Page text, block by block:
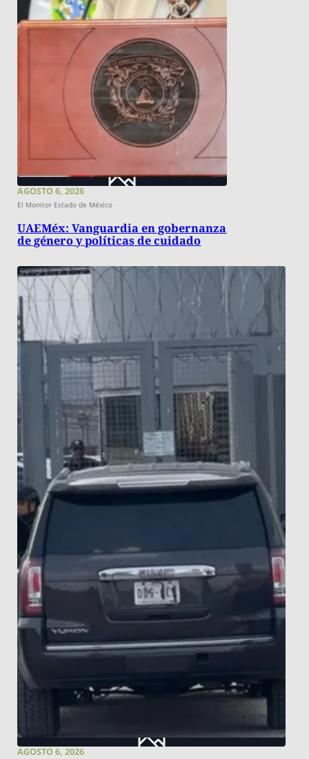
AGOSTO 6, 2026
El Monitor Estado de México
UAEMéx: Vanguardia en gobernanza
de género y políticas de cuidado
AGOSTO 6, 2026